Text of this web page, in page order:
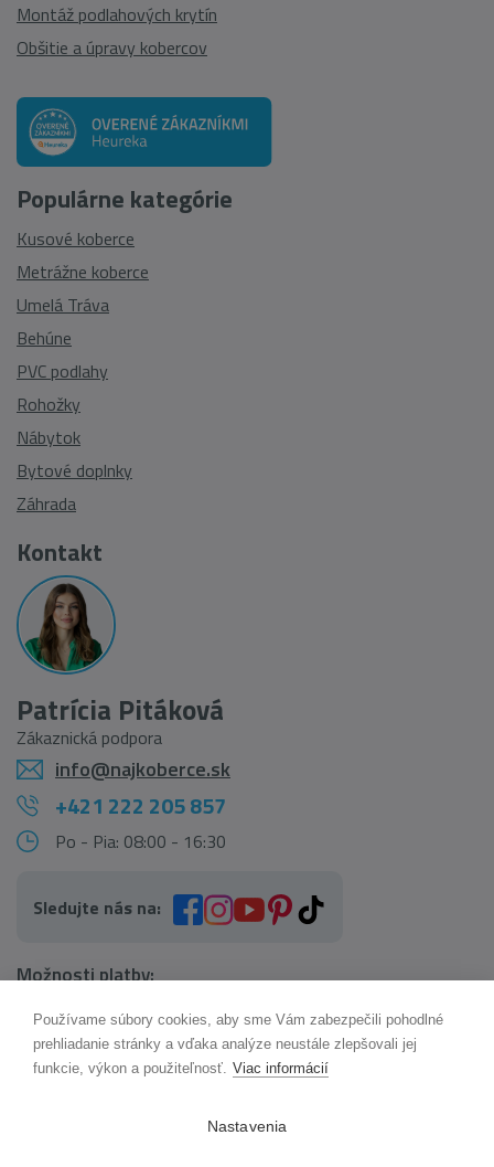
Montáž podlahových krytín
Obšitie a úpravy kobercov
Populárne kategórie
Kusové koberce
Metrážne koberce
Umelá Tráva
Behúne
PVC podlahy
Rohožky
Nábytok
Bytové doplnky
Záhrada
Kontakt
Patrícia Pitáková
Zákaznická podpora
info@najkoberce.sk
+421 222 205 857
Po - Pia: 08:00 - 16:30
Sledujte nás na:
Možnosti platby:
Používame súbory cookies, aby sme Vám zabezpečili pohodlné
prehliadanie stránky a vďaka analýze neustále zlepšovali jej
funkcie, výkon a použiteľnosť. Viac informácií
Nastavenia
AI pomocník Maxík
Online